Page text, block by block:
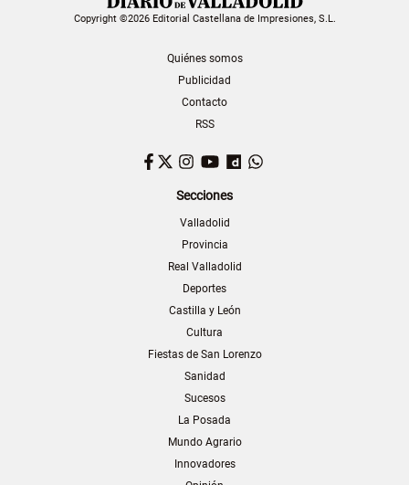
Copyright ©2026 Editorial Castellana de Impresiones, S.L.
Quiénes somos
Publicidad
Contacto
RSS
Facebook
TwitterInstagram
YouTubeDailymotion
Secciones
Valladolid
Provincia
Real Valladolid
Deportes
Castilla y León
Cultura
Fiestas de San Lorenzo
Sanidad
Sucesos
La Posada
Mundo Agrario
Innovadores